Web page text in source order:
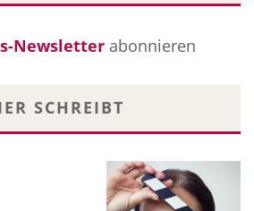
Newsletter abonnieren
SCHREIBT